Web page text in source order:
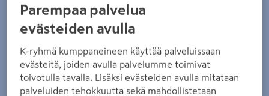
Parempaa palvelua
evästeiden avulla
K-ryhmä kumppaneineen käyttää palveluissaan
evästeitä, joiden avulla palvelumme toimivat
toivotulla tavalla. Lisäksi evästeiden avulla mitataan
palveluiden tehokkuutta sekä mahdollistetaan